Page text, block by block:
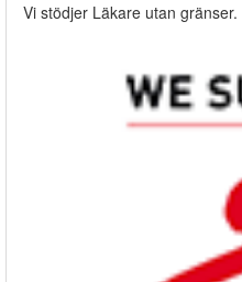
Vi stödjer Läkare utan gränser.